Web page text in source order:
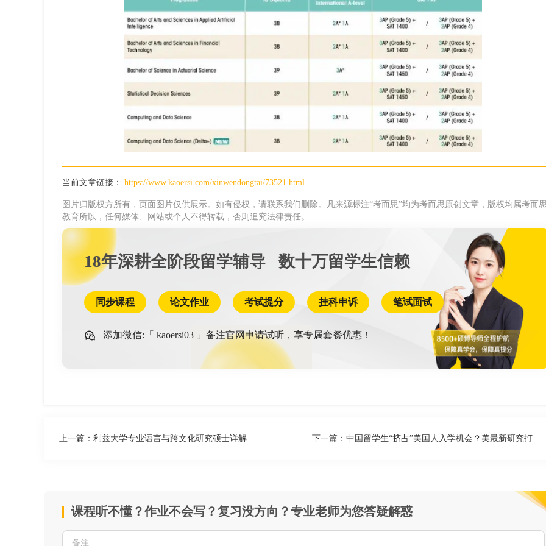
当前文章链接： https://www.kaoersi.com/xinwendongtai/73521.html
图片归版权方所有，页面图片仅供展示。如有侵权，请联系我们删除。凡来源标注“考而思”均为考而思原创文章，版权均属考而
教育所以，任何媒体、网站或个人不得转载，否则追究法律责任。
18年深耕全阶段留学辅导 数十万留学生信赖
同步课程 论文作业 考试提分 挂科申诉 笔试面试
添加微信:「 kaoersi03 」备注官网申请试听，享专属套餐优惠！
上一篇： 利兹大学专业语言与跨文化研究硕士详解 下一篇： 中国留学生“挤占”美国人入学机会？美最新研究打脸万斯
课程听不懂？作业不会写？复习没方向？专业老师为您答疑解惑